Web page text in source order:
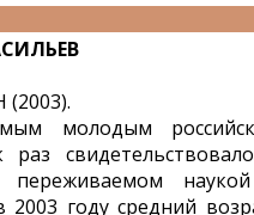
молодым
переживаемом
году средний